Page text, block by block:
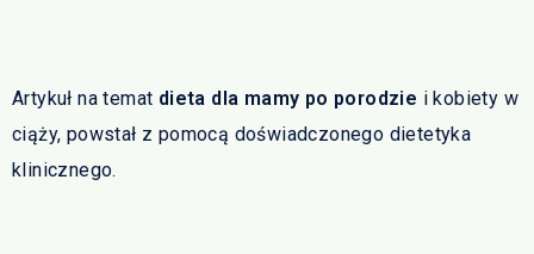
Artykuł na temat dieta dla mamy po porodzie i kobiety w
ciąży, powstał z pomocą doświadczonego dietetyka
klinicznego.